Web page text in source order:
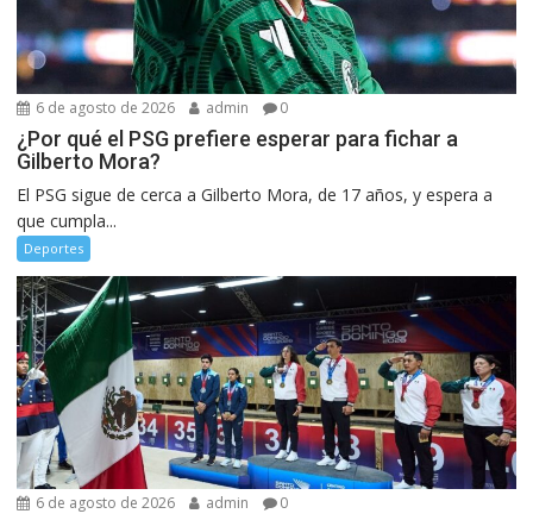
6 de agosto de 2026 admin 0
¿Por qué el PSG prefiere esperar para fichar a
Gilberto Mora?
El PSG sigue de cerca a Gilberto Mora, de 17 años, y espera a
que cumpla...
Deportes
6 de agosto de 2026 admin 0